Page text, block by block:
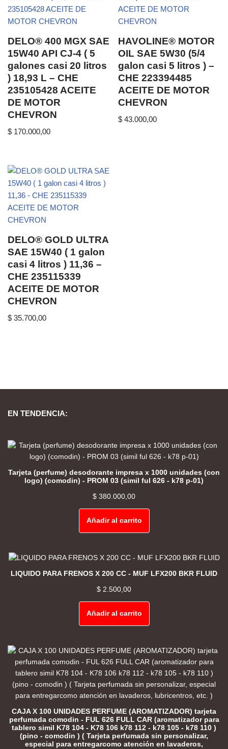
DELO® 400 MGX SAE
15W40 API CJ-4 ( 5
galones casi 20 litros
) 18,93 L – CHE
235105428 ACEITE
DE MOTOR
CHEVRON
$ 170.000,00
HAVOLINE® MOTOR
OIL SAE 5W30 (5/4
galon casi 5 litros ) –
CHE 223394485
ACEITE DE MOTOR
CHEVRON
$ 43.000,00
DELO® GOLD ULTRA
SAE 15W40 ( 1 galon
casi 4 litros ) 11,36 –
CHE 235115339
ACEITE DE MOTOR
CHEVRON
$ 35.700,00
EN TENDENCIA:
Tarjeta (perfume) desodorante impresa x 1000 unidades (con
logo) (comodin) - PROM 03 (simil ful 626 - k78 p-01)
$ 380.000,00
Añadir al carrito
LIQUIDO PARA FRENOS X 200 CC - MUF LFX200 BKR FLUID
$ 2.500,00
Añadir al carrito
CAJA X 100 UNIDADES PERFUME (AROMATIZADOR) tarjeta
perfumada comodin - FUL 626 FULL CAR (aromatizador para
tablero simil K78 104 - K78 106 k78 112 - k78 105 - k78 110 )
(pino - comodin ) ( Tarjeta perfumada sin personalizar,
especial para entregarcomo atención en lavaderos,